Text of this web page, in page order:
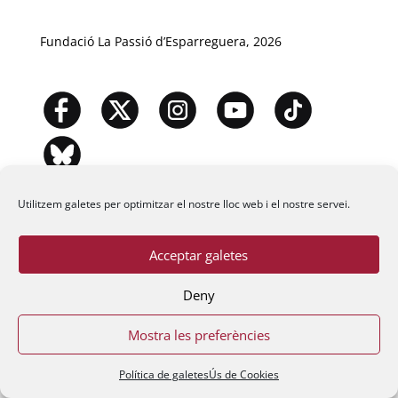
Utilitzem galetes per optimitzar el nostre lloc web i el nostre servei.
Acceptar galetes
Deny
Mostra les preferències
Política de galetesÚs de Cookies
Fundació La Passió d’Esparreguera, 2026